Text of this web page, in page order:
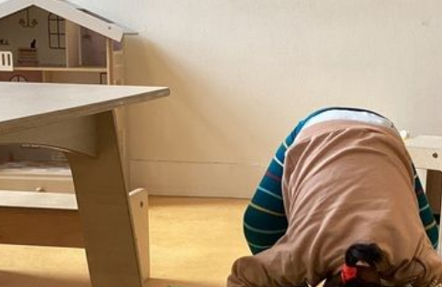
Spelen en
balans
Klimmen en
de Week van de